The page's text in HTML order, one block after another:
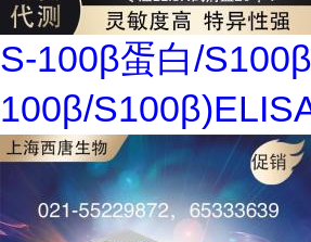
S-100β蛋白/
100β/